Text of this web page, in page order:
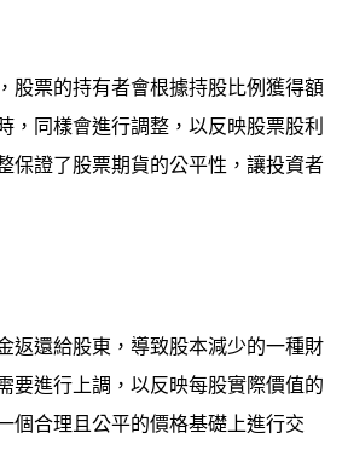
股票的持有者會根據持股比例獲得額
，同樣會進行調整，以反映股票股利
保證了股票期貨的公平性，讓投資者
返還給股東，導致股本減少的一種財
要進行上調，以反映每股實際價值的
個合理且公平的價格基礎上進行交